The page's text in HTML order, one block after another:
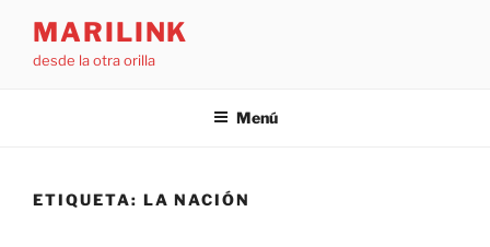
contenido
MARILINK
desde la otra orilla
Menú
ETIQUETA: LA NACIÓN